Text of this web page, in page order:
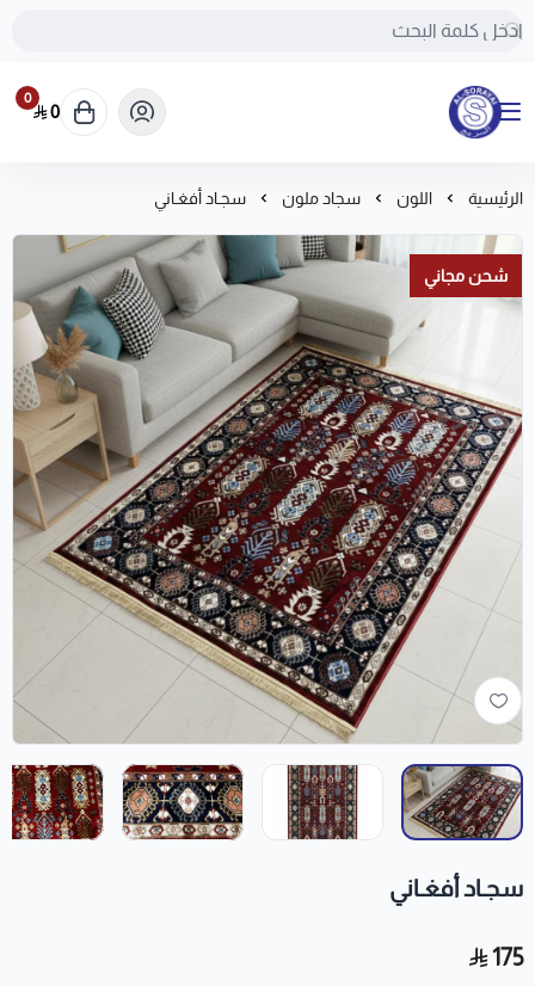
مفروشات السريع-اكبر متجر سجاد في المملكة
0
0
الرئيسية اللون سجاد ملون سجـاد أفغـاني
شحن مجاني
سجـاد أفغـاني
175